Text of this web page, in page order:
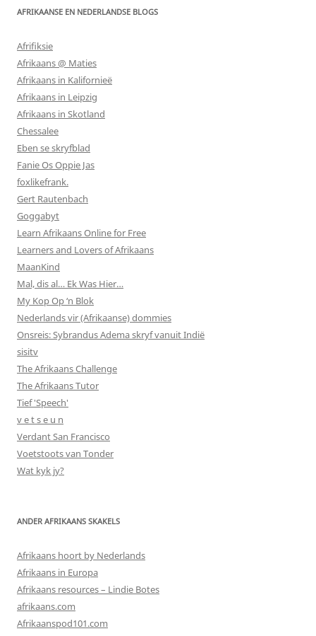
AFRIKAANSE EN NEDERLANDSE BLOGS
Afrifiksie
Afrikaans @ Maties
Afrikaans in Kalifornieë
Afrikaans in Leipzig
Afrikaans in Skotland
Chessalee
Eben se skryfblad
Fanie Os Oppie Jas
foxlikefrank.
Gert Rautenbach
Goggabyt
Learn Afrikaans Online for Free
Learners and Lovers of Afrikaans
MaanKind
Mal, dis al… Ek Was Hier…
My Kop Op ‘n Blok
Nederlands vir (Afrikaanse) dommies
Onsreis: Sybrandus Adema skryf vanuit Indië
sisitv
The Afrikaans Challenge
The Afrikaans Tutor
Tief 'Speech'
v e t s e u n
Verdant San Francisco
Voetstoots van Tonder
Wat kyk jy?
ANDER AFRIKAANS SKAKELS
Afrikaans hoort by Nederlands
Afrikaans in Europa
Afrikaans resources – Lindie Botes
afrikaans.com
Afrikaanspod101.com